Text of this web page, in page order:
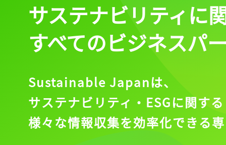
サステナビリティに
すべてのビジネスパ
Sustainable Japanは、
サステナビリティ・ESGに関する
様々な情報収集を効率化できる